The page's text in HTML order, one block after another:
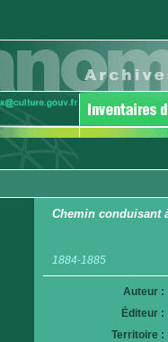
Chemin conduisant
1884-1885
Auteur :
Éditeur :
Territoire :